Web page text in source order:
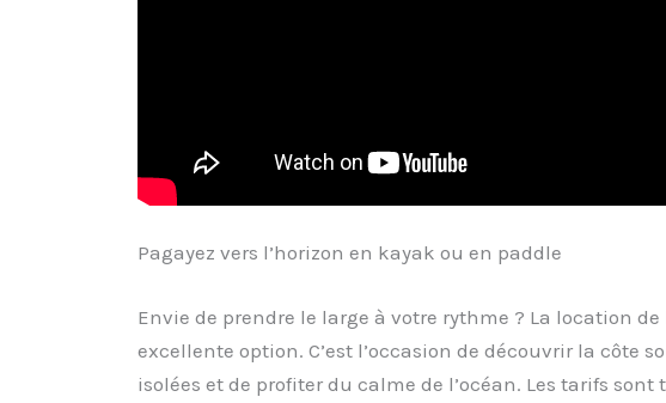
Pagayez vers l’horizon en kayak ou en paddle
Envie de prendre le large à votre rythme ? La location
excellente option. C’est l’occasion de découvrir la côte
isolées et de profiter du calme de l’océan. Les tarifs